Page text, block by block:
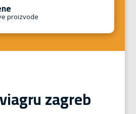
proizvode
zagreb